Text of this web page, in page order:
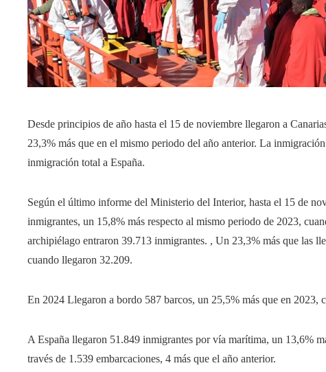
Desde principios de año hasta el 15 de noviembre llegaron a
23,3% más que en el mismo periodo del año anterior. La
inmigración total a España.
Según el último informe del Ministerio del Interior, hasta el 15 de
inmigrantes, un 15,8% más respecto al mismo periodo de 2023,
archipiélago entraron 39.713 inmigrantes. , Un 23,3% más que las
cuando llegaron 32.209.
En 2024 Llegaron a bordo 587 barcos, un 25,5% más que en 2023,
A España llegaron 51.849 inmigrantes por vía marítima, un 13,6%
través de 1.539 embarcaciones, 4 más que el año anterior.